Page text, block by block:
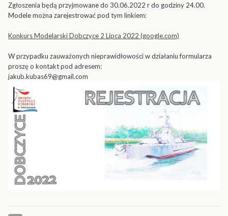
Zgłoszenia będą przyjmowane do 30.06.2022 r do godziny 24.00.
Modele można zarejestrować pod tym linkiem:
Konkurs Modelarski Dobczyce 2 Lipca 2022 (google.com)
W przypadku zauważonych nieprawidłowości w działaniu formularza
proszę o kontakt pod adresem:
jakub.kubas69@gmail.com